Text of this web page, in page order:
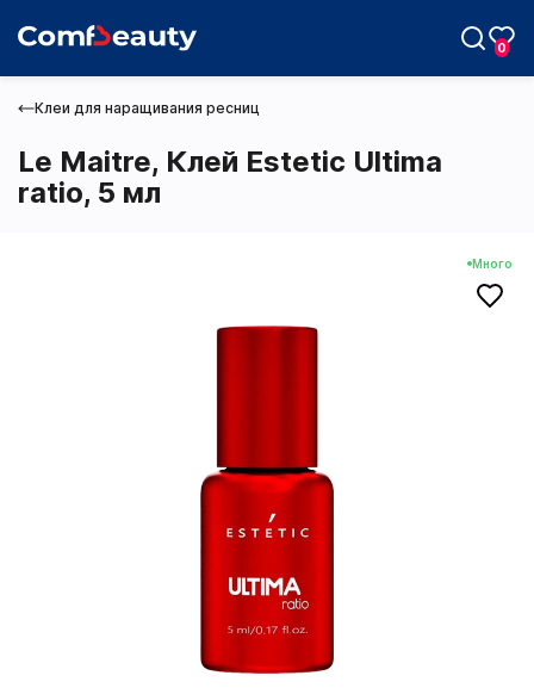
0
Клеи для наращивания ресниц
Le Maitre, Клей Estetic Ultima
ratio, 5 мл
Много